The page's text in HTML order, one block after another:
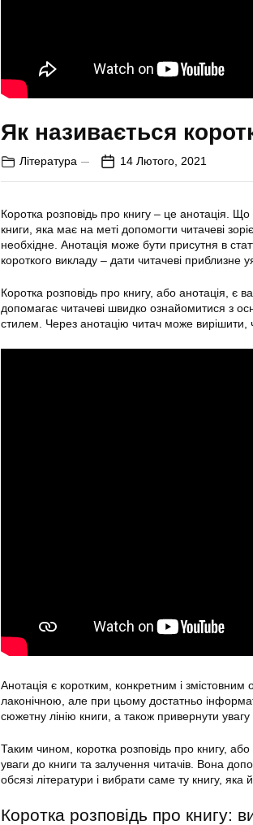
Як називається
Література 14 Лютого, 2021
Коротка розповідь про книгу – це анотація.
книги, яка має на меті допомогти читачеві
необхідне. Анотація може бути присутня в
короткого викладу – дати читачеві приблизне
Коротка розповідь про книгу, або анотація, є
допомагає читачеві швидко ознайомитися з
стилем. Через анотацію читач може вирішити,
Анотація є коротким, конкретним і
лаконічною, але при цьому достатньо
сюжетну лінію книги, а також привернути увагу
Таким чином, коротка розповідь про книгу,
уваги до книги та залучення читачів. Вона
обсязі літератури і вибрати саме ту книгу, яка
Коротка розповідь про книгу: